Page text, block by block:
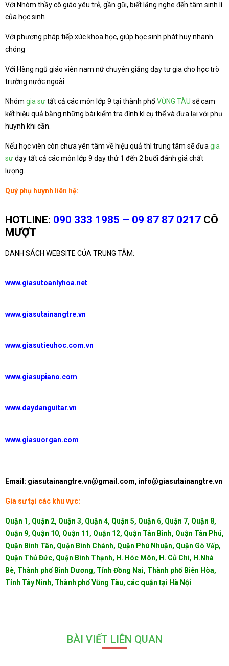
Với Nhóm thầy cô giáo yêu trẻ, gần gũi, biết lắng nghe đến tâm sinh lí
của học sinh
Với phương pháp tiếp xúc khoa học, giúp học sinh phát huy nhanh
chóng
Với Hàng ngũ giáo viên nam nữ chuyên giảng dạy tư gia cho học trò
trường nước ngoài
Nhóm gia sưtất cả các môn lớp 9 tại thành phốVŨNG TÀU sẽ cam
kết hiệu quả bằng những bài kiểm tra định kì cụ thể và đưa lại với phụ
huynh khi cần.
Nếu học viên còn chưa yên tâm về hiệu quả thì trung tâm sẽ đưa gia
sưdạy tất cả các môn lớp 9 dạy thử 1 đến 2 buổi đánh giá chất
lượng.
Quý phụ huynh liên hệ:
HOTLINE: 090 333 1985 – 09 87 87 0217 CÔ
MƯỢT
DANH SÁCH WEBSITE CỦA TRUNG TÂM:
www.giasutoanlyhoa.net
www.giasutainangtre.vn
www.giasutieuhoc.com.vn
www.giasupiano.com
www.daydanguitar.vn
www.giasuorgan.com
Email: giasutainangtre.vn@gmail.com, info@giasutainangtre.vn
Gia sư tại các khu vực:
Quận 1, Quận 2, Quận 3, Quận 4, Quận 5, Quận 6, Quận 7, Quận 8,
Quận 9, Quận 10, Quận 11, Quận 12, Quận Tân Bình, Quận Tân Phú,
Quận Bình Tân, Quận Bình Chánh, Quận Phú Nhuận, Quận Gò Vấp,
Quận Thủ Đức, Quận Bình Thạnh, H. Hóc Môn, H. Củ Chi, H.Nhà
Bè, Thành phố Bình Dương, Tỉnh Đồng Nai, Thành phố Biên Hòa,
Tỉnh Tây Ninh, Thành phố Vũng Tàu, các quận tại Hà Nội
BÀI VIẾT LIÊN QUAN